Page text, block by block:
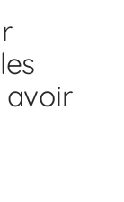
avoir